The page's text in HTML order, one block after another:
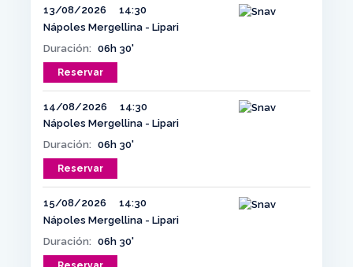
13/08/2026
14:30
Nápoles Mergellina - Lipari
Duración: 06h 30'
Reservar
14/08/2026
14:30
Nápoles Mergellina - Lipari
Duración: 06h 30'
Reservar
15/08/2026
14:30
Nápoles Mergellina - Lipari
Duración: 06h 30'